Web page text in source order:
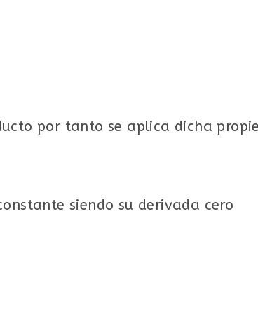
por tanto se aplica dicha
siendo su derivada cero